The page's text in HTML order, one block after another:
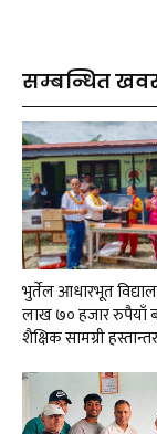
सम्बन्धित
भुर्तेल आधारभूत
लाख ७० हजार रुपैयाँ
शैक्षिक सामग्री